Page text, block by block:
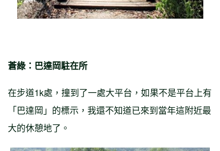
蒼綠：巴達岡駐在所
在步道1k處，撞到了一處大平台，如果不是平台上有
「巴達岡」的標示，我還不知道已來到當年這附近最
大的休憩地了。